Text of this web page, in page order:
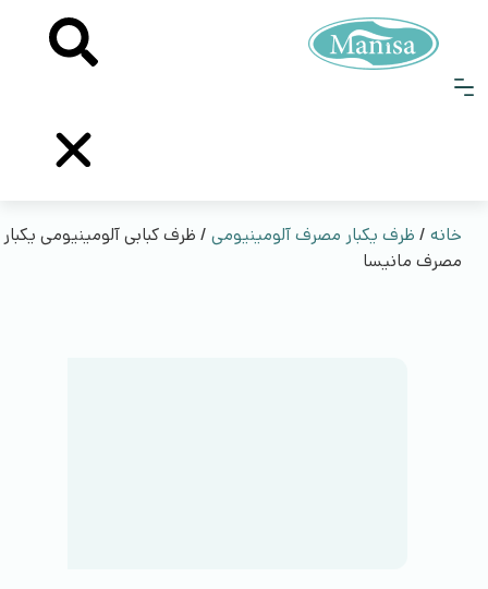
خانه / ظرف یکبار مصرف آلومینیومی / ظرف کبابی آلومینیومی یکبار
مصرف مانیسا